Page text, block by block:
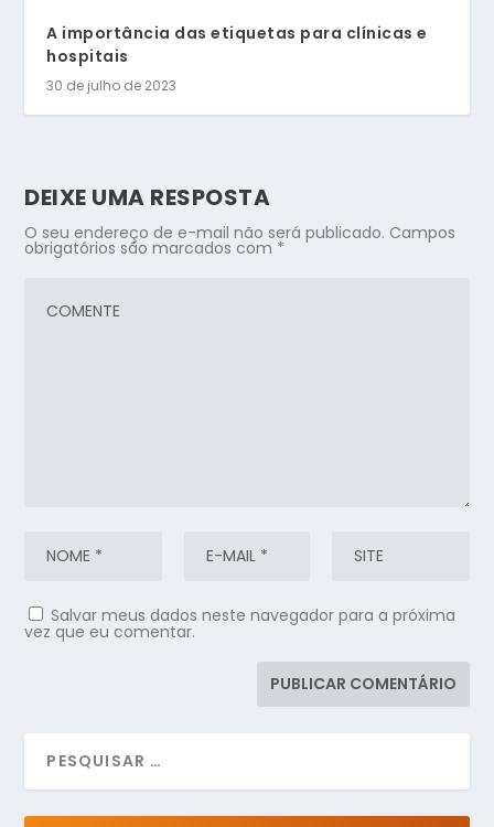
A importância das etiquetas para clínicas e
hospitais
30 de julho de 2023
DEIXE UMA RESPOSTA
O seu endereço de e-mail não será publicado. Campos
obrigatórios são marcados com *
Salvar meus dados neste navegador para a próxima
vez que eu comentar.